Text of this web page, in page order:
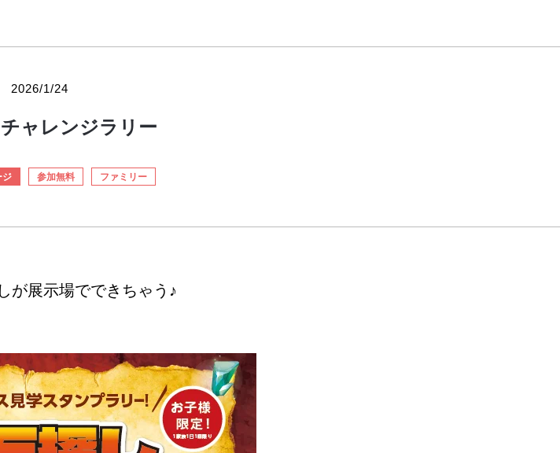
2026/1/24
ャレンジラリー
ジ 参加無料 ファミリー
が展示場でできちゃう♪